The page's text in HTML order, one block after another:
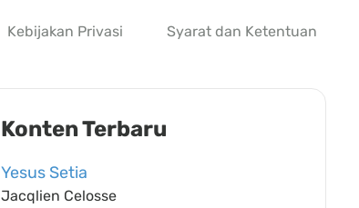
Kebijakan Privasi Syarat dan Ketentuan
Konten Terbaru
Yesus Setia
Jacqlien Celosse